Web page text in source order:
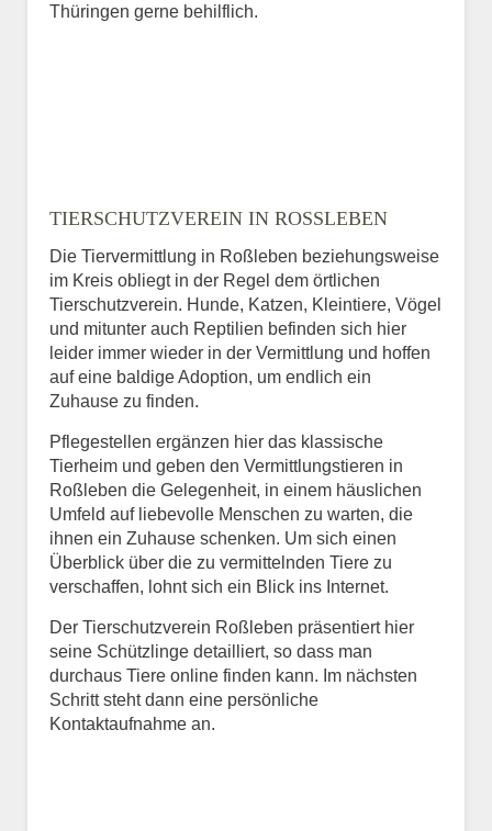
Thüringen gerne behilflich.
TIERSCHUTZVEREIN IN ROSSLEBEN
Die Tiervermittlung in Roßleben beziehungsweise
im Kreis obliegt in der Regel dem örtlichen
Tierschutzverein. Hunde, Katzen, Kleintiere, Vögel
und mitunter auch Reptilien befinden sich hier
leider immer wieder in der Vermittlung und hoffen
auf eine baldige Adoption, um endlich ein
Zuhause zu finden.
Pflegestellen ergänzen hier das klassische
Tierheim und geben den Vermittlungstieren in
Roßleben die Gelegenheit, in einem häuslichen
Umfeld auf liebevolle Menschen zu warten, die
ihnen ein Zuhause schenken. Um sich einen
Überblick über die zu vermittelnden Tiere zu
verschaffen, lohnt sich ein Blick ins Internet.
Der Tierschutzverein Roßleben präsentiert hier
seine Schützlinge detailliert, so dass man
durchaus Tiere online finden kann. Im nächsten
Schritt steht dann eine persönliche
Kontaktaufnahme an.